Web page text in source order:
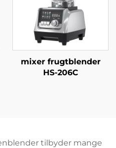
mixer frugtblender
HS-206C
tilbyder mange